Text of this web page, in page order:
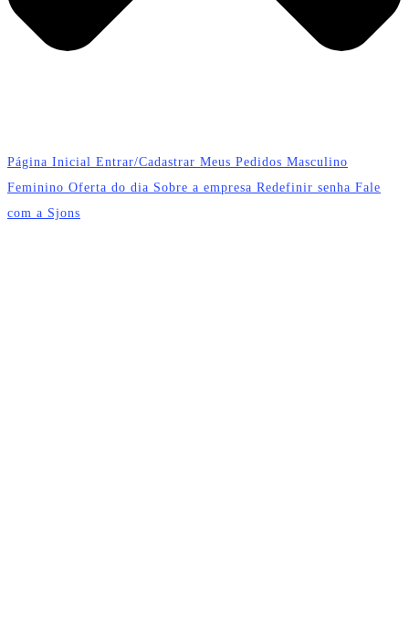
Página Inicial Entrar/Cadastrar Meus Pedidos Masculino
Feminino Oferta do dia Sobre a empresa Redefinir senha Fale
com a Sjons